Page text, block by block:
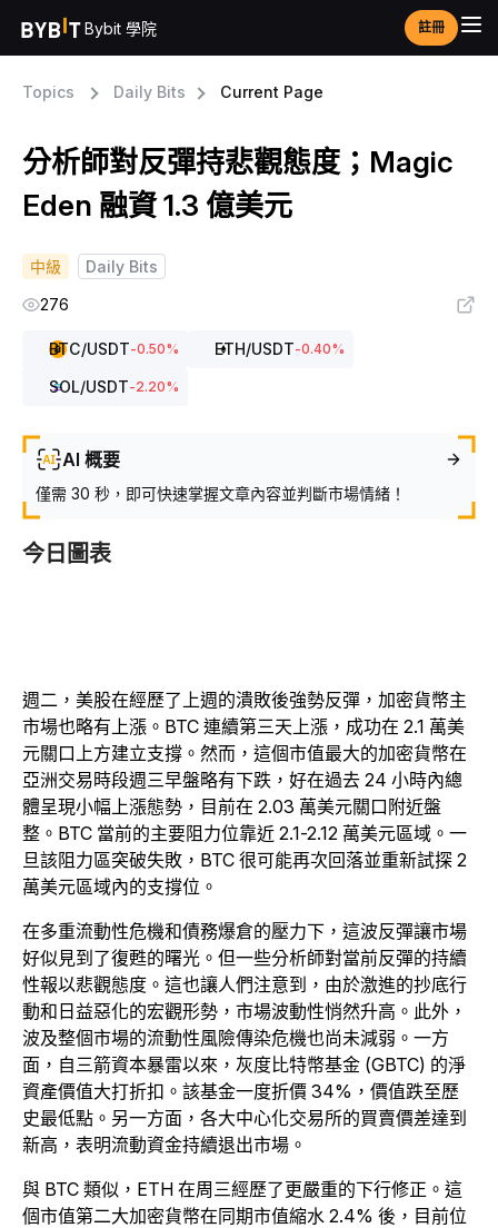
Bybit 學院 註冊
Topics Daily Bits Current Page
分析師對反彈持悲觀態度；Magic
Eden 融資 1.3 億美元
中級
Daily Bits
276
BTC/USDT-0.50% ETH/USDT-0.40%
SOL/USDT-2.20%
AI 概要
僅需 30 秒，即可快速掌握文章內容並判斷市場情緒！
今日圖表
週二，美股在經歷了上週的潰敗後強勢反彈，加密貨幣主
市場也略有上漲。BTC 連續第三天上漲，成功在 2.1 萬美
元關口上方建立支撐。然而，這個市值最大的加密貨幣在
亞洲交易時段週三早盤略有下跌，好在過去 24 小時內總
體呈現小幅上漲態勢，目前在 2.03 萬美元關口附近盤
整。BTC 當前的主要阻力位靠近 2.1-2.12 萬美元區域。一
旦該阻力區突破失敗，BTC 很可能再次回落並重新試探 2
萬美元區域內的支撐位。
在多重流動性危機和債務爆倉的壓力下，這波反彈讓市場
好似見到了復甦的曙光。但一些分析師對當前反彈的持續
性報以悲觀態度。這也讓人們注意到，由於激進的抄底行
動和日益惡化的宏觀形勢，市場波動性悄然升高。此外，
波及整個市場的流動性風險傳染危機也尚未減弱。一方
面，自三箭資本暴雷以來，灰度比特幣基金 (GBTC) 的淨
資產價值大打折扣。該基金一度折價 34%，價值跌至歷
史最低點。另一方面，各大中心化交易所的買賣價差達到
新高，表明流動資金持續退出市場。
與 BTC 類似，ETH 在周三經歷了更嚴重的下行修正。這
個市值第二大加密貨幣在同期市值縮水 2.4% 後，目前位